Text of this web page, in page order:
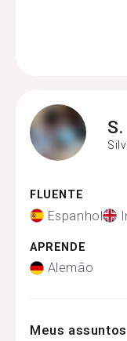
S.
FLUENTE
Espanhol
APRENDE
Alemão
Meus